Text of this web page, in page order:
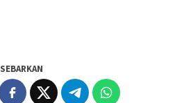
SEBARKAN